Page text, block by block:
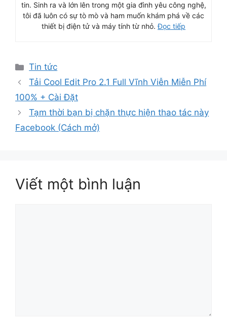
tin. Sinh ra và lớn lên trong một gia đình yêu công nghệ,
tôi đã luôn có sự tò mò và ham muốn khám phá về các
thiết bị điện tử và máy tính từ nhỏ.Đọc tiếp
Danh
mục
Tin tức
Tải Cool Edit Pro 2.1 Full Vĩnh Viễn Miễn Phí
100% + Cài Đặt
Tạm thời bạn bị chặn thực hiện thao tác này
Facebook (Cách mở)
Viết một bình luận